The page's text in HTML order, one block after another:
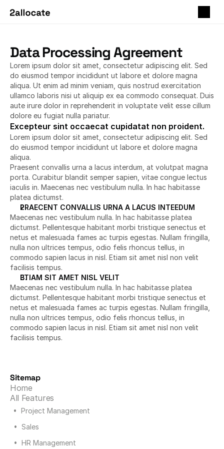
Data Processing Agreement
Lorem ipsum dolor sit amet, consectetur adipiscing elit. Sed
do eiusmod tempor incididunt ut labore et dolore magna
aliqua. Ut enim ad minim veniam, quis nostrud exercitation
ullamco laboris nisi ut aliquip ex ea commodo consequat. Duis
aute irure dolor in reprehenderit in voluptate velit esse cillum
dolore eu fugiat nulla pariatur.
Excepteur sint occaecat cupidatat non proident.
Lorem ipsum dolor sit amet, consectetur adipiscing elit. Sed
do eiusmod tempor incididunt ut labore et dolore magna
aliqua.
Praesent convallis urna a lacus interdum, at volutpat magna
porta. Curabitur blandit semper sapien, vitae congue lectus
iaculis in. Maecenas nec vestibulum nulla. In hac habitasse
platea dictumst.
PRAECENT CONVALLIS URNA A LACUS INTEEDUM
Maecenas nec vestibulum nulla. In hac habitasse platea
dictumst. Pellentesque habitant morbi tristique senectus et
netus et malesuada fames ac turpis egestas. Nullam fringilla,
nulla non ultrices tempus, odio felis rhoncus tellus, in
commodo sapien lacus in nisl. Etiam sit amet nisl non velit
facilisis tempus.
ETIAM SIT AMET NISL VELIT
Maecenas nec vestibulum nulla. In hac habitasse platea
dictumst. Pellentesque habitant morbi tristique senectus et
netus et malesuada fames ac turpis egestas. Nullam fringilla,
nulla non ultrices tempus, odio felis rhoncus tellus, in
commodo sapien lacus in nisl. Etiam sit amet nisl non velit
facilisis tempus.
Sitemap
Home
All Features
•  Project Management
•  Sales
•  HR Management